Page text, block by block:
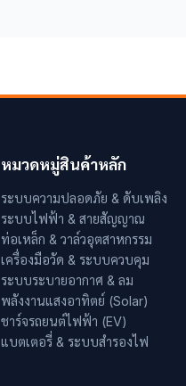
หมวดหมู่สินค้าหลัก
ระบบความปลอดภัย & ดับเพลิง
ระบบไฟฟ้า & สายสัญญาณ
ท่อเหล็ก & วาล์วอุตสาหกรรม
เครื่องมือวัด & ระบบควบคุม
ระบบระบายอากาศ & ลม
พลังงานแสงอาทิตย์ (Solar)
ชาร์จรถยนต์ไฟฟ้า (EV)
แบตเตอรี่ & ระบบสำรองไฟ